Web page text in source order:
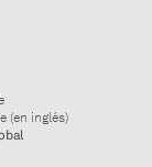
(en inglés)